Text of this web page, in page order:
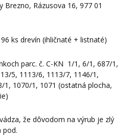
Brezno, Rázusova 16, 977 01
ks drevín (ihličnaté + listnaté)
parc. č. C-KN 1/1, 6/1, 687/1,
5, 1113/6, 1113/7, 1146/1,
1, 1070/1, 1071 (ostatná plocha,
že dôvodom na výrub je zlý
pod.